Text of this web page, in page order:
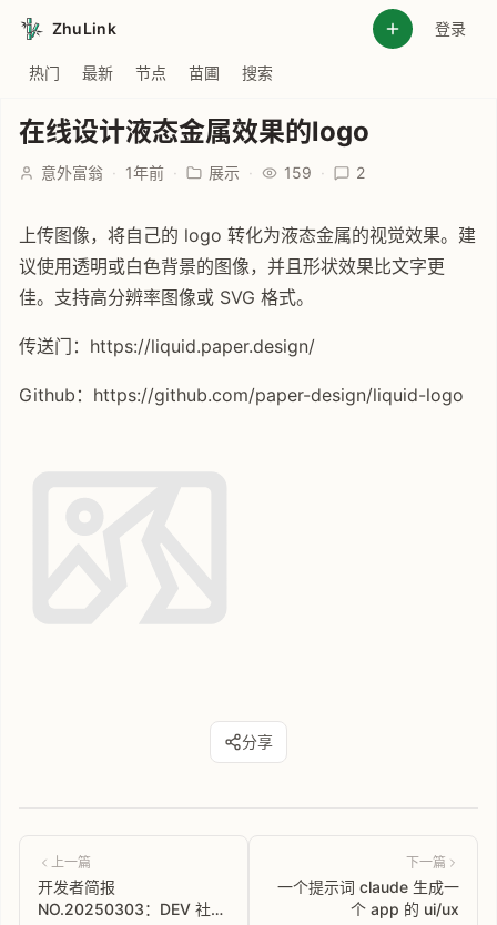
ZhuLink 登录
热门 最新 节点 苗圃 搜索
在线设计液态金属效果的logo
意外富翁 · 1年前 · 展示 · 159 · 2
上传图像，将自己的 logo 转化为液态金属的视觉效果。建
议使用透明或白色背景的图像，并且形状效果比文字更
佳。支持高分辨率图像或 SVG 格式。
传送门：https://liquid.paper.design/
Github：https://github.com/paper-design/liquid-logo
分享
上一篇
开发者简报
NO.20250303：DEV 社区
下一篇
一个提示词 claude 生成一
个 app 的 ui/ux